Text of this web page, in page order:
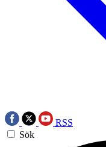
RSS
Sök